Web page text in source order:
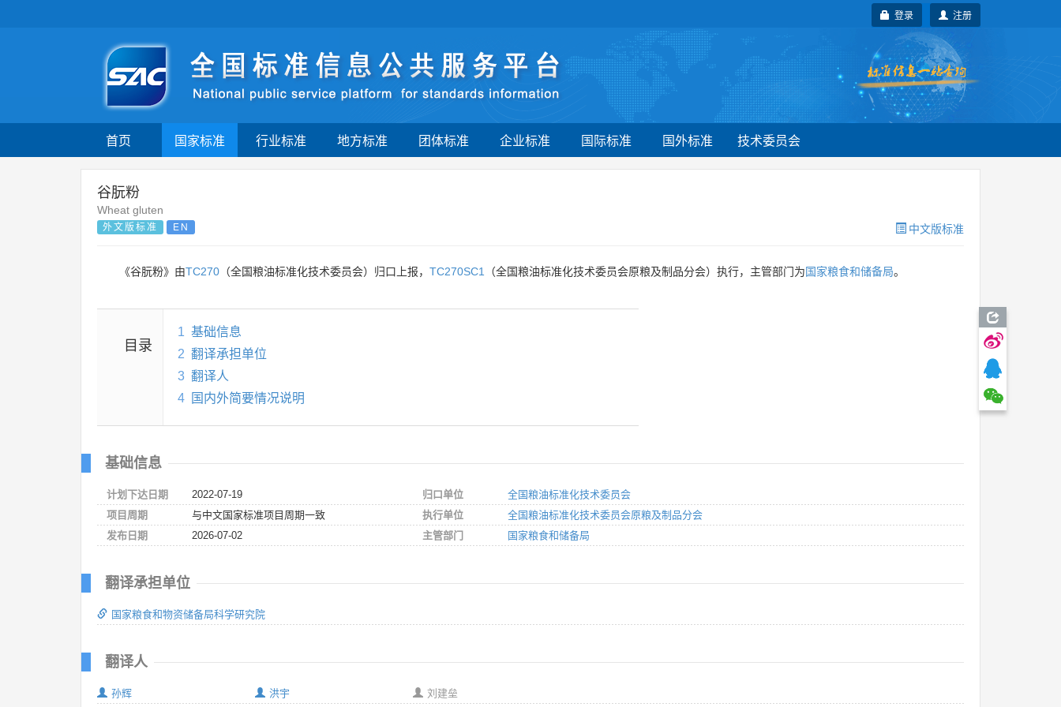
注册
登录
首页 国家标准 行业标准 地方标准 团体标准 企业标准 国际标准 国外标准 技术委员会
谷朊粉
Wheat gluten
外文版标准 EN 中文版标准
《谷朊粉》由TC270 （全国粮油标准化技术委员会）归口上报， TC270SC1 （全国粮油标准化技术委员会原粮及制品分会）执行，主管部门为国家粮食和储备局。
目录
1 基础信息
2 翻译承担单位
3 翻译人
4
国内外简要情况说明
基础信息
计划下达日期
2022-07-19
项目周期
与中文国家标准项目周期一致
发布日期
2026-07-02
归口单位
全国粮油标准化技术委员会
执行单位
全国粮油标准化技术委员会原粮及制品分会
主管部门
国家粮食和储备局
翻译承担单位
国家粮食和物资储备局科学研究院
翻译人
孙辉 洪宇 刘建垒